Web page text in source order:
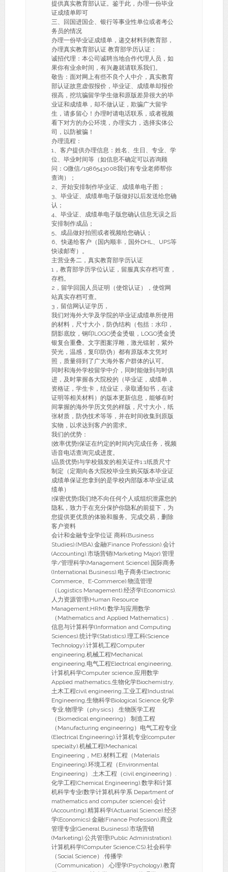
提供真实教育部认证。鉴于此，办理一份毕业
证成绩单即可
三、回国进国企、银行等事业性单位或者考公
务员的情况
办理一份毕业证成绩单，递交材料到教育部，
办理真实教育部认证 教育部学历认证：
诚招代理：本公司诚聘当地合作代理人员，如
果你有业余时间，有兴趣就请联系我们。
敬告：面对网上有些不良个人中介，真实教育
部认证故意虚假报价，毕业证、成绩单却报价
很高，挖坑骗留学学生做和原版差异很大的毕
业证和成绩单，却不做认证，欺骗广大留学
生，请多留心！办理时请电话联系，或者视频
看下对方的办公环境，办理实力，选择实体公
司，以防被骗！
办理流程：
1、客户提供办理信息：姓名、生日、专业、学
位、毕业时间等（如信息不确定可以咨询顾
问：Q微信/1986543008我们有专业老师帮你
查询）；
2、开始安排制作毕业证、成绩单电子图；
3、毕业证、成绩单电子版做好以后发送给您确
认；
4、毕业证、成绩单电子版您确认信息无误之后
安排制作成品；
5、成品做好拍照或者视频给您确认；
6、快递给客户（国内顺丰，国外DHL、UPS等
快读邮寄）。
主营业务二，真实教育部学历认证
1，教育部学历学位认证，留服真实存档可查，
存档。
2，留学回国人员证明（使馆认证），使馆网
站真实存档可查。
3，留信网认证学历，
我们对海外大学及学院的毕业证成绩单所使用
的材料，尺寸大小，防伪结构（包括：水印，
阴影底纹，钢印LOGO烫金烫银，LOGO烫金烫
银复合重叠。文字图案浮雕，激光镭射，紫外
荧光，温感，复印防伪）都有原版本文凭对
照，质量得到了广大海外客户群体的认可。
同时和海外学校留学中介，同时能做到与时俱
进，及时掌握各大院校的（毕业证，成绩单，
资格证，学生卡，结业证，录取通知书，在读
证明等相关材料）的版本更新信息，能够在时
间掌握的海外学历文凭的样版，尺寸大小，纸
张材质，防伪技术等等，并在时间收集到原版
实物，以求达到客户的需求。
我们的优势：
[效率优势]保证在约定的时间内完成任务，视频
语音电话查询完成进度。
[品质优势]与学校颁发的相关证件1:1纸质尺寸
制定（定期向各大院校毕业生购买版本毕业证
成绩单保证您拿到的是学校内部版本毕业证成
绩单）
[保密优势]我们绝不向任何个人或组织泄露您的
隐私，致力于在充分保护你隐私的前提下，为
您提供更优质的体验和服务。完成交易，删除
客户资料
会计和金融专业学位证 商科(Business
Studies).(MBA).金融(Finance Profession).会计
(Accounting).市场营销(Marketing Major).管理
学/管理科学(Management Science).国际商务
(International Business).电子商务(Electronic
Commerce、E-Commerce).物流管理
（Logistics Management).经济学(Economics).
人力资源管理(Human Resource
Management;HRM).数学与应用数学
（Mathematics and Applied Mathematics）.
信息与计算科学(Information and Computing
Sciences).统计学(Statistics).理工科(Science
Technology).计算机工程Computer
engineering,机械工程Mechanical
engineering,电气工程Electrical engineering,
计算机科学Computer science,应用数学
Applied mathematics,生物化学Biochemistry,
土木工程civil engineering,工业工程Industrial
Engineering,生物科学Biological Science,化学
专业,物理学（physics）.生物医学工程
（Biomedical engineering）.制造工程
（Manufacturing engineering）电气工程专业
(Electrical Engineering).计算机专业(computer
specialty).机械工程(Mechanical
Engineering，ME).材料工程（Materials
Engineering).环境工程（Environmental
Engineering）.土木工程（civil engineering）.
化学工程(Chemical Engineering).数学和计算
机科学专业(数学计算机科学系 Department of
mathematics and computer science).会计
(Accounting).精算科学(Actuarial Science).经济
学(Economics).金融(Finance Profession).商业
管理专业(General Business).市场营销
(Marketing).公共管理(Public Administration).
计算机科学(Computer Science;CS).社会科学
（Social Science）.传播学
（Communication）.心理学(Psychology).教育